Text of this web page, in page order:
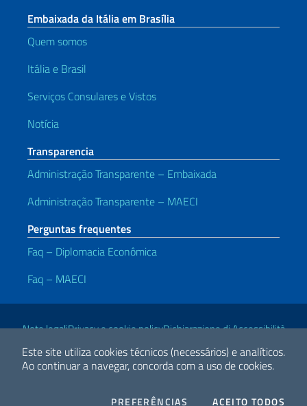
Este site utiliza cookies técnicos (necessários) e analíticos.
Ao continuar a navegar, concorda com a uso de cookies.
PREFERÊNCIAS COOKIESACEITO TODOS
Embaixada da Itália em Brasília
Quem somos
Itália e Brasil
Serviços Consulares e Vistos
Notícia
Transparencia
Administração Transparente – Embaixada
Administração Transparente – MAECI
Perguntas frequentes
Faq – Diplomacia Econômica
Faq – MAECI
Links Úteis
Note legaliPrivacy e cookie policyDichiarazione di Accessibilità
Cooperação Internacional